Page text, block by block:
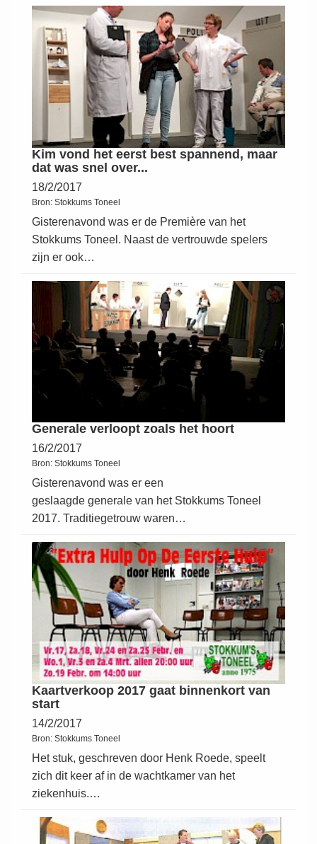
Kim vond het eerst best spannend, maar
dat was snel over...
18/2/2017
Bron: Stokkums Toneel
Gisterenavond was er de Première van het
Stokkums Toneel. Naast de vertrouwde spelers
zijn er ook…
Generale verloopt zoals het hoort
16/2/2017
Bron: Stokkums Toneel
Gisterenavond was er een
geslaagde generale van het Stokkums Toneel
2017. Traditiegetrouw waren…
Kaartverkoop 2017 gaat binnenkort van
start
14/2/2017
Bron: Stokkums Toneel
Het stuk, geschreven door Henk Roede, speelt
zich dit keer af in de wachtkamer van het
ziekenhuis.…